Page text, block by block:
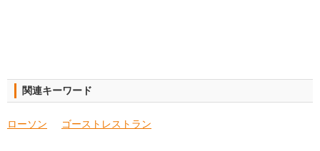
関連キーワード
ローソン ゴーストレストラン